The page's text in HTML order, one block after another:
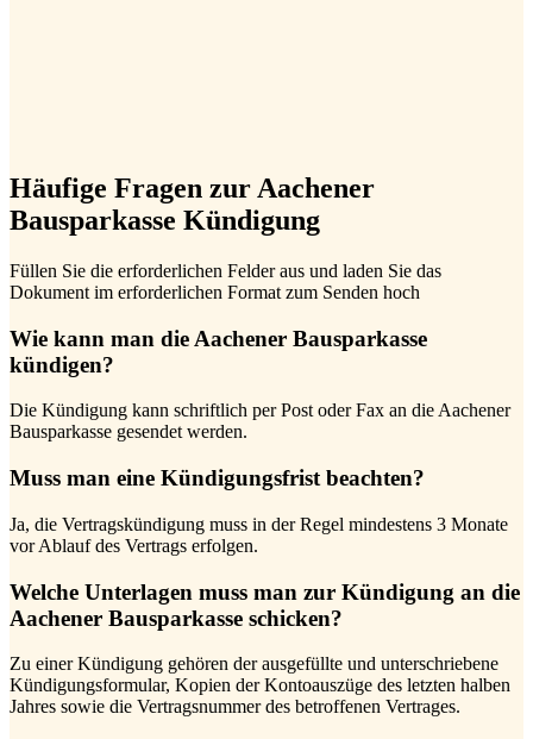
Häufige Fragen zur Aachener
Bausparkasse Kündigung
Füllen Sie die erforderlichen Felder aus und laden Sie das
Dokument im erforderlichen Format zum Senden hoch
Wie kann man die Aachener Bausparkasse
kündigen?
Die Kündigung kann schriftlich per Post oder Fax an die Aachener
Bausparkasse gesendet werden.
Muss man eine Kündigungsfrist beachten?
Ja, die Vertragskündigung muss in der Regel mindestens 3 Monate
vor Ablauf des Vertrags erfolgen.
Welche Unterlagen muss man zur Kündigung an die
Aachener Bausparkasse schicken?
Zu einer Kündigung gehören der ausgefüllte und unterschriebene
Kündigungsformular, Kopien der Kontoauszüge des letzten halben
Jahres sowie die Vertragsnummer des betroffenen Vertrages.